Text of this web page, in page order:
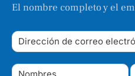
El nombre completo y el